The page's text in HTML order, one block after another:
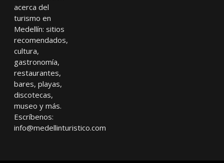
acerca del
turismo en
Medellín: sitios
recomendados,
cultura,
gastronomía,
restaurantes,
bares, playas,
discotecas,
museo y más.
Escríbenos:
info@medellinturistico.com